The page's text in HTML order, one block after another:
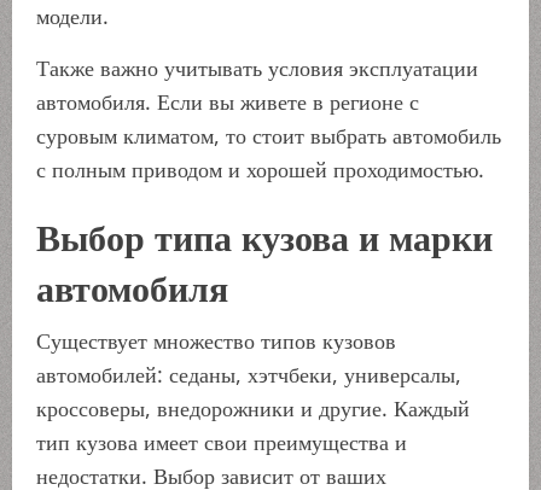
модели.
Также важно учитывать условия эксплуатации
автомобиля. Если вы живете в регионе с
суровым климатом, то стоит выбрать автомобиль
с полным приводом и хорошей проходимостью.
Выбор типа кузова и марки
автомобиля
Существует множество типов кузовов
автомобилей: седаны, хэтчбеки, универсалы,
кроссоверы, внедорожники и другие. Каждый
тип кузова имеет свои преимущества и
недостатки. Выбор зависит от ваших